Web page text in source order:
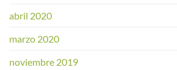
abril 2020
marzo 2020
noviembre 2019